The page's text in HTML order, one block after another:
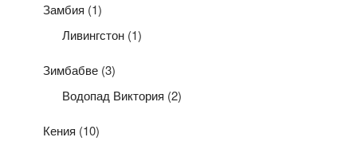
Замбия (1)
Ливингстон (1)
Зимбабве (3)
Водопад Виктория (2)
Кения (10)